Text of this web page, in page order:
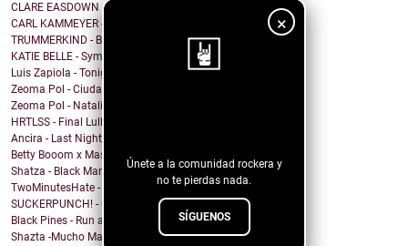
×
Únete a la comunidad rockera y
no te pierdas nada.
SÍGUENOS
CLARE EASDOWN - I Break
CARL KAMMEYER - One
TRUMMERKIND - Beauty Queen
KATIE BELLE - Symptoms
Luis Zapiola - Tonight
Zeoma Pol - Ciudad Venado
Zeoma Pol - Natalia
HRTLSS - Final Lullaby
Ancira - Last Night (Morgan Wallen Cover)
Betty Booom x Masha Ray - Sway (Swing House Mix)
Shatza - Black Mamba
TwoMinutesHate - 2249 Days
SUCKERPUNCH! - Game Time
Black Pines - Run and Hide
Shazta -Mucho Mas